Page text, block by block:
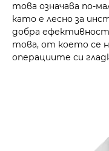
това означава по-
като е лесно за
добра
това, от което се
операциите си